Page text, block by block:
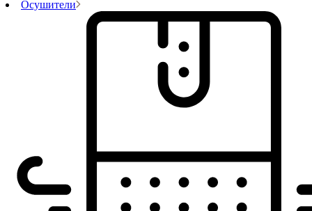
Осушители